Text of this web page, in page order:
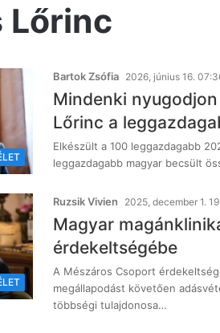
Lőrinc
Bartok Zsófia 2026, június 16.
Mindenki
Lőrinc a
Elkészült a 100 leggazdagabb
leggazdagabb magyar becsült
Ruzsik Vivien 2025, december 1.
Magyar
érdekeltségébe
A Mészáros Csoport
megállapodást követően
többségi tulajdonosa…